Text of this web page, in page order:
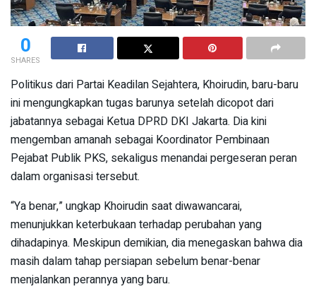
0
SHARES
Politikus dari Partai Keadilan Sejahtera, Khoirudin, baru-baru
ini mengungkapkan tugas barunya setelah dicopot dari
jabatannya sebagai Ketua DPRD DKI Jakarta. Dia kini
mengemban amanah sebagai Koordinator Pembinaan
Pejabat Publik PKS, sekaligus menandai pergeseran peran
dalam organisasi tersebut.
“Ya benar,” ungkap Khoirudin saat diwawancarai,
menunjukkan keterbukaan terhadap perubahan yang
dihadapinya. Meskipun demikian, dia menegaskan bahwa dia
masih dalam tahap persiapan sebelum benar-benar
menjalankan perannya yang baru.